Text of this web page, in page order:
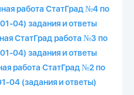
работа СтатГрад №4 по
04) задания и ответы
СтатГрад работа №3 по
04) задания и ответы
работа СтатГрад №2 по
04 (задания и ответы)